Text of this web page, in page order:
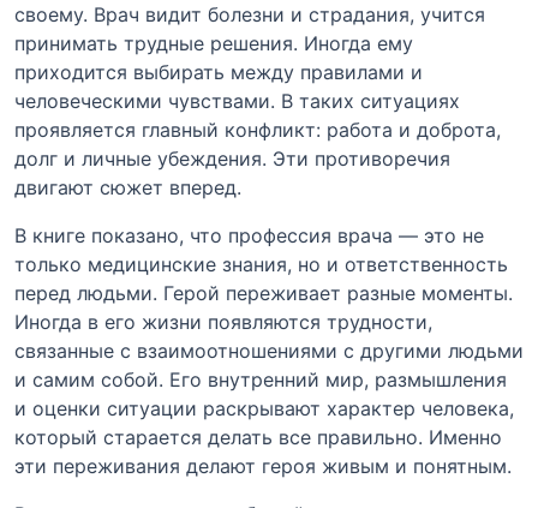
своему. Врач видит болезни и страдания, учится
принимать трудные решения. Иногда ему
приходится выбирать между правилами и
человеческими чувствами. В таких ситуациях
проявляется главный конфликт: работа и доброта,
долг и личные убеждения. Эти противоречия
двигают сюжет вперед.
В книге показано, что профессия врача — это не
только медицинские знания, но и ответственность
перед людьми. Герой переживает разные моменты.
Иногда в его жизни появляются трудности,
связанные с взаимоотношениями с другими людьми
и самим собой. Его внутренний мир, размышления
и оценки ситуации раскрывают характер человека,
который старается делать все правильно. Именно
эти переживания делают героя живым и понятным.